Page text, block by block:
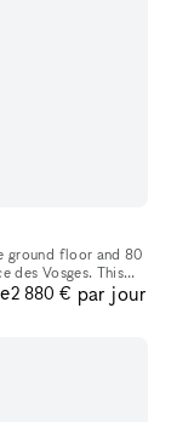
ground floor and 80
des Vosges. This
2 880 € par jour